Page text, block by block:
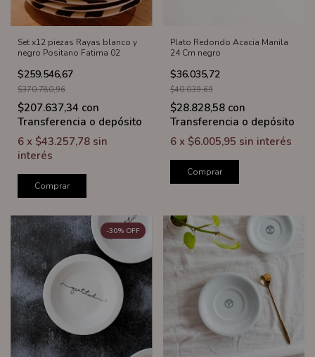
Set x12 piezas Rayas blanco y
negro Positano Fatima 02
$259.546,67
$370.780,96
$207.637,34 con
Transferencia o depósito
6 x $43.257,78 sin
interés
Comprar
Plato Redondo Acacia Manila
24 Cm negro
$36.035,72
$40.039,69
$28.828,58 con
Transferencia o depósito
6 x $6.005,95 sin interés
Comprar
-30% OFF